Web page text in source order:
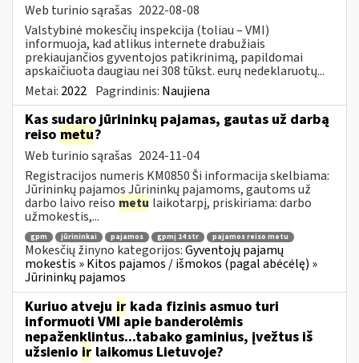
Web turinio sąrašas 2022-08-08
Valstybinė mokesčių inspekcija (toliau – VMI)
informuoja, kad atlikus internete drabužiais
prekiaujančios gyventojos patikrinimą, papildomai
apskaičiuota daugiau nei 308 tūkst. eurų nedeklaruotų...
Metai: 2022 Pagrindinis: Naujiena
Kas sudaro jūrininkų pajamas, gautas už darbą
reiso metu?
Web turinio sąrašas 2024-11-04
Registracijos numeris KM0850 Ši informacija skelbiama:
Jūrininkų pajamos Jūrininkų pajamoms, gautoms už
darbo laivo reiso metu laikotarpį, priskiriama: darbo
užmokestis,...
gpm jūrininkai pajamos gpmį 14 str pajamos reiso metu
Mokesčių žinyno kategorijos:Gyventojų pajamų
mokestis » Kitos pajamos / išmokos (pagal abėcėlę) »
Jūrininkų pajamos
Kuriuo atveju ir kada fizinis asmuo turi
informuoti VMI apie banderolėmis
nepaženklintus...tabako gaminius, įvežtus iš
užsienio ir laikomus Lietuvoje?